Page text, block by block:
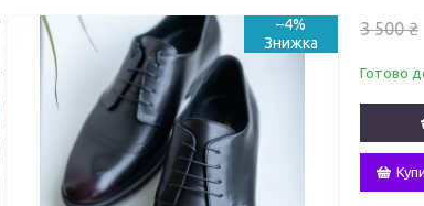
–4% 3 500 ₴
Готово